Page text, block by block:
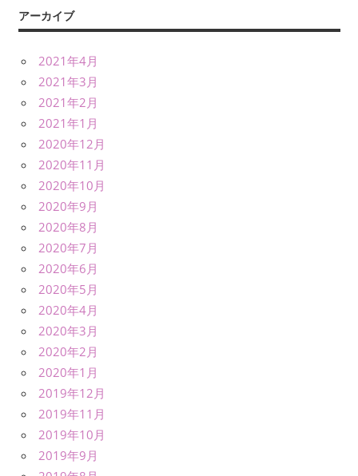
アーカイブ
2021年4月
2021年3月
2021年2月
2021年1月
2020年12月
2020年11月
2020年10月
2020年9月
2020年8月
2020年7月
2020年6月
2020年5月
2020年4月
2020年3月
2020年2月
2020年1月
2019年12月
2019年11月
2019年10月
2019年9月